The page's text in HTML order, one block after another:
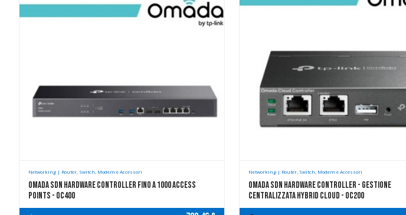
Networking | Router, Switch, Modem e Accessori
Omada SDN Hardware Controller Fino A 1000 Access
Points - OC400
Networking | Router, Switch, Modem e Accessori
Omada SDN Hardware Controller - Gestione
Centralizzata Hybrid Cloud - OC200